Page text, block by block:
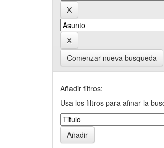
Comenzar nueva busqueda
Añadir filtros:
Usa los filtros para afinar la